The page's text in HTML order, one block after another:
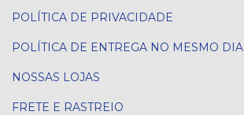
POLÍTICA DE PRIVACIDADE
POLÍTICA DE ENTREGA NO MESMO DIA
NOSSAS LOJAS
FRETE E RASTREIO